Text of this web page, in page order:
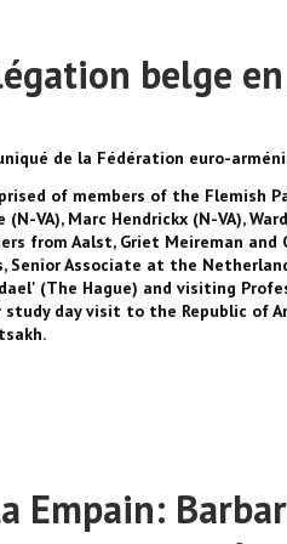
belge
de la Fédération euro-
of members of the Flemish
VA), Marc Hendrickx (N-VA),
from Aalst, Griet Meireman and
Senior Associate at the
(The Hague) and visiting
day visit to the Republic of
Empain: